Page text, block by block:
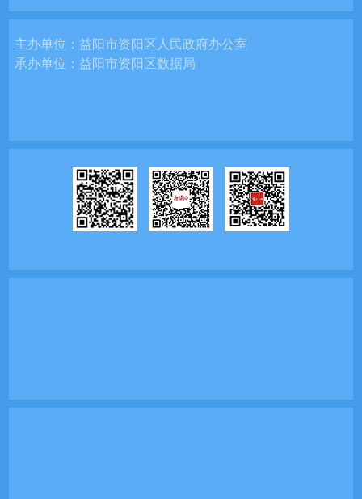
主办单位：益阳市资阳区人民政府办公室
承办单位：益阳市资阳区数据局